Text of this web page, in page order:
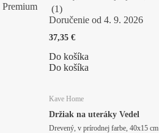
Premium (1)
Doručenie od 4. 9. 2026
37,35 €
Do košíka
Do košíka
Kave Home
Držiak na uteráky Vedel
Drevený, v prírodnej farbe, 40x15 cm